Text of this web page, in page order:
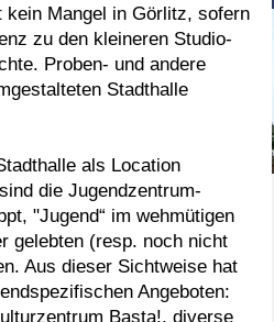
Mangel in Görlitz, sofern
zu den kleineren Studio-
Proben- und andere
Stadthalle
als Location
die Jugendzentrum-
"Jugend“ im wehmütigen
gelebten (resp. noch nicht
Aus dieser Sichtweise hat
Angeboten:
Basta!, diverse